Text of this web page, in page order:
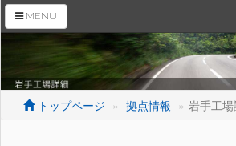
MENU
トップページ 拠点情報 岩手工